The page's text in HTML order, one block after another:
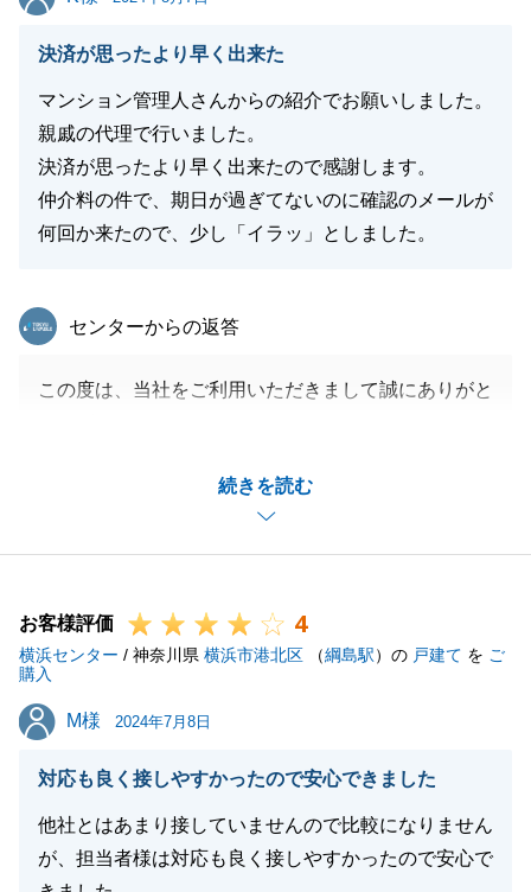
決済が思ったより早く出来た
マンション管理人さんからの紹介でお願いしました。
親戚の代理で行いました。
決済が思ったより早く出来たので感謝します。
仲介料の件で、期日が過ぎてないのに確認のメールが
何回か来たので、少し「イラッ」としました。
続きを読む
東急リバブル
センターからの返答
この度は、当社をご利用いただきまして誠にありがと
と、お詫び申し上げます。
今後は、お客様のご希望をくみ取り、「東急リバブル
に任せてよかった」と思っていただけるように努めて
お客様評価 4
横浜センター / 神奈川県 横浜市港北区 （綱島駅）の 戸建て を ご
購入
M様
M様 2024年7月8日
対応も良く接しやすかったので安心できました
他社とはあまり接していませんので比較になりません
が、担当者様は対応も良く接しやすかったので安心で